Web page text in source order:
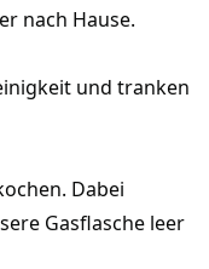
nach Hause.
und tranken
Dabei
Gasflasche leer